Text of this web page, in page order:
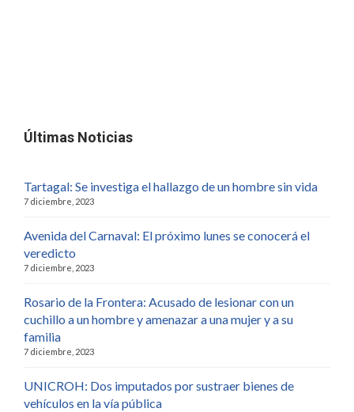
Últimas Noticias
Tartagal: Se investiga el hallazgo de un hombre sin vida
7 diciembre, 2023
Avenida del Carnaval: El próximo lunes se conocerá el
veredicto
7 diciembre, 2023
Rosario de la Frontera: Acusado de lesionar con un
cuchillo a un hombre y amenazar a una mujer y a su
familia
7 diciembre, 2023
UNICROH: Dos imputados por sustraer bienes de
vehículos en la vía pública